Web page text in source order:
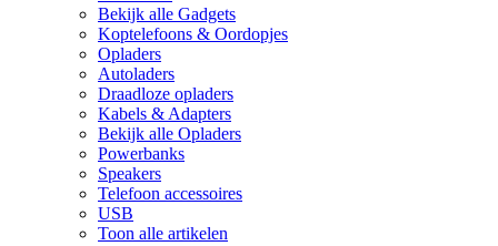
Bekijk alle Gadgets
Koptelefoons & Oordopjes
Opladers
Autoladers
Draadloze opladers
Kabels & Adapters
Bekijk alle Opladers
Powerbanks
Speakers
Telefoon accessoires
USB
Toon alle artikelen